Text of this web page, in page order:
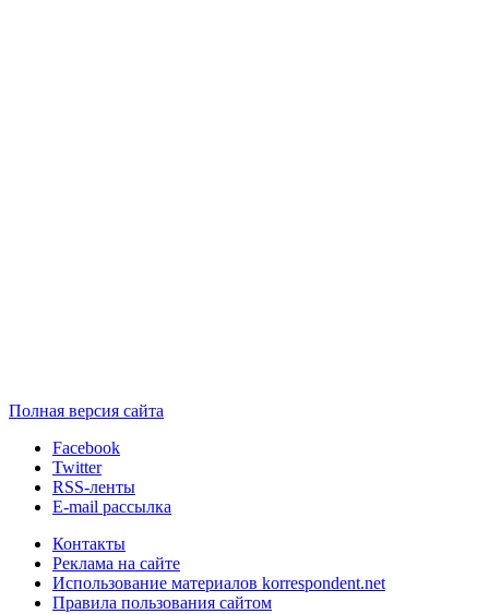
Полная версия сайта
Facebook
Twitter
RSS-ленты
E-mail рассылка
Контакты
Реклама на сайте
Использование материалов korrespondent.net
Правила пользования сайтом